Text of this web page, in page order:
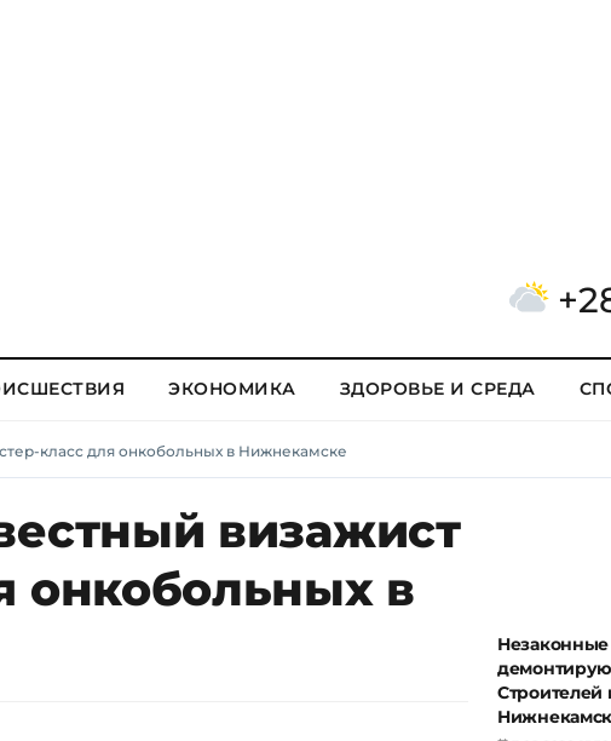
ЭКОНОМИКА ЗДОРОВЬЕ И СРЕДА
класс для онкобольных в Нижнекамске
визажист
онкобольных в